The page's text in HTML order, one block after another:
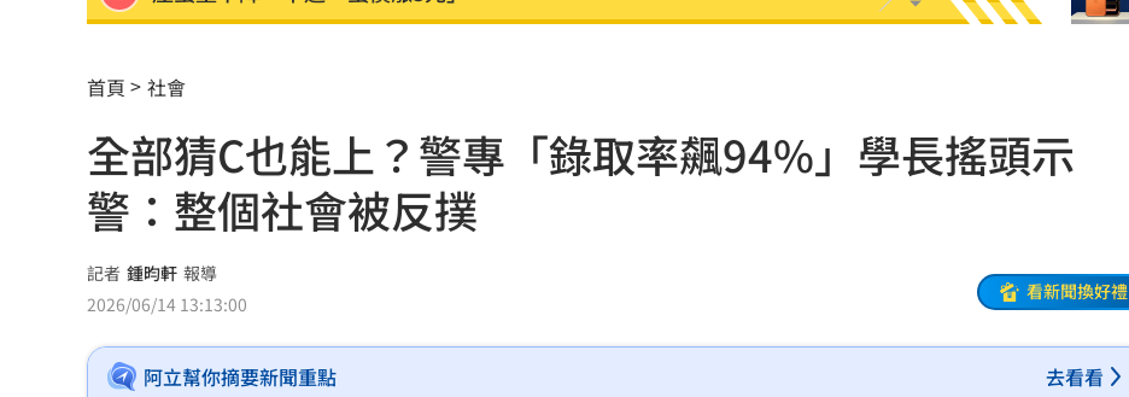
2000人堵教堂搶看C羅婚禮 竟是超大烏龍
禾伸堂、南電出關日 處置股新規風險曝 20:00
平野惠一率兄弟奪171勝 中職最多勝外教
女股神加碼狂掃台積電！外媒揭全因這巨頭
想吃清淡！他搭機點「這特殊餐」傻眼了
買房3年才知「蜘蛛人住我家」屋主超傻眼
首頁 社會
全部猜C也能上？警專「錄取率飆94%」學長搖頭示
警：整個社會被反撲
記者 鍾昀軒 報導
2026/06/14 13:13:00
看新聞換好禮
阿立幫你摘要新聞重點 去看看